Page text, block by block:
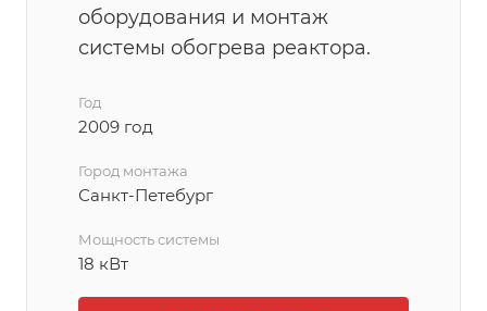
оборудования и монтаж
системы обогрева реактора.
Год
2009 год
Город монтажа
Санкт-Петебург
Мощность системы
18 кВт